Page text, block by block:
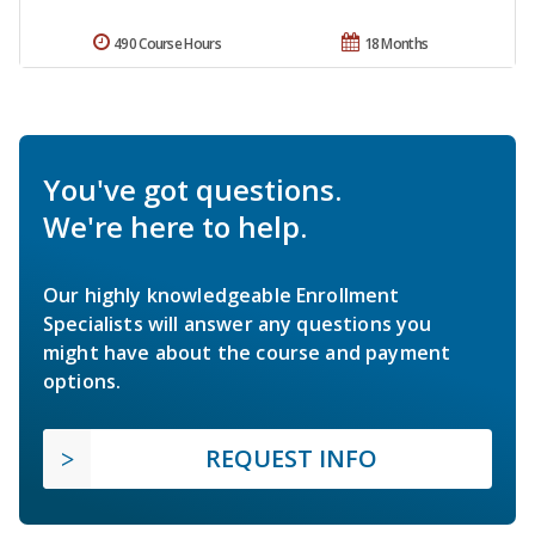
18 Months
490 Course Hours
You've got questions.
We're here to help.
Our highly knowledgeable Enrollment
Specialists will answer any questions you
might have about the course and payment
options.
REQUEST INFO